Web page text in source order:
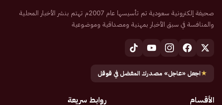
صحيفة إلكترونية سعودية تم تأسيسها عام 2007م تهتم بنشر الأخبار المحلية
والمنافسة في سبق الأخبار بمهنية ومصداقية وموضوعية
★اجعل «عاجل» مصدرك المفضل في قوقل
الأقسام روابط سريعة